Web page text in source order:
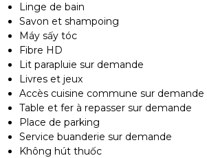
Linge de bain
Savon et shampoing
Máy sấy tóc
Fibre HD
Lit parapluie sur demande
Livres et jeux
Accès cuisine commune sur demande
Table et fer à repasser sur demande
Place de parking
Service buanderie sur demande
Không hút thuốc